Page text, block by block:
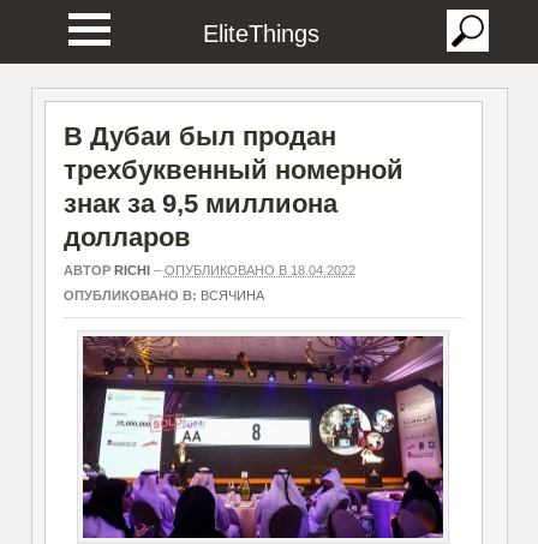
EliteThings
В Дубаи был продан
трехбуквенный номерной
знак за 9,5 миллиона
долларов
АВТОР RICHI– ОПУБЛИКОВАНО В 18.04.2022
ОПУБЛИКОВАНО В: ВСЯЧИНА